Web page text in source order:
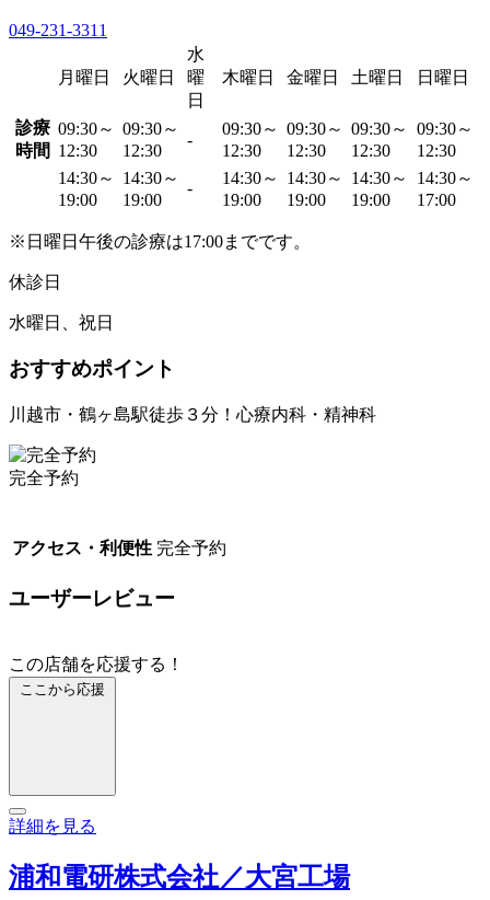
049-231-3311
月曜日 火曜日
水
曜
日
木曜日 金曜日 土曜日 日曜日
診療
時間
09:30～
12:30
09:30～
12:30
-
09:30～
12:30
09:30～
12:30
09:30～
12:30
09:30～
12:30
14:30～
19:00
14:30～
19:00
-
14:30～
19:00
14:30～
19:00
14:30～
19:00
14:30～
17:00
※日曜日午後の診療は17:00までです。
休診日
水曜日、祝日
おすすめポイント
川越市・鶴ヶ島駅徒歩３分！心療内科・精神科
完全予約
アクセス・利便性 完全予約
ユーザーレビュー
この店舗を応援する！
ここから応援
詳細を見る
浦和電研株式会社／大宮工場